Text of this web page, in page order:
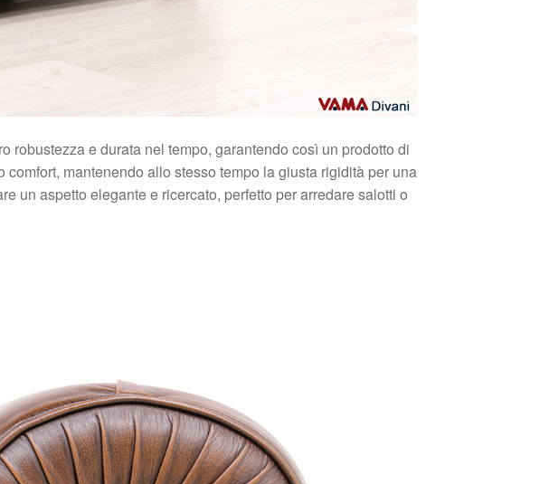
robustezza e durata nel tempo, garantendo così un prodotto di
mantenendo allo stesso tempo la giusta rigidità per una
un aspetto elegante e ricercato, perfetto per arredare salotti o